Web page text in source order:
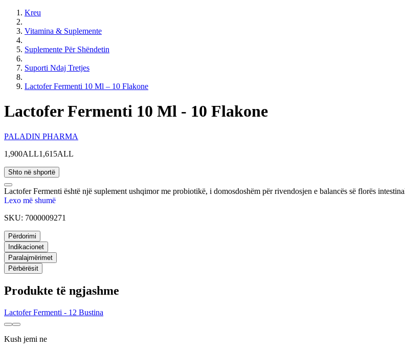
Kreu
Vitamina & Suplemente
Suplemente Për Shëndetin
Suporti Ndaj Tretjes
Lactofer Fermenti 10 Ml – 10 Flakone
Lactofer Fermenti 10 Ml - 10 Flakone
PALADIN PHARMA
1,900ALL1,615ALL
Shto në shportë
Lactofer Fermenti është një suplement ushqimor me probiotikë, i domosdoshëm për rivendosjen e balancës së florës
Lexo më shumë
SKU: 7000009271
Përdorimi
Indikacionet
Paralajmërimet
Përbërësit
Produkte të ngjashme
Lactofer Fermenti - 12 Bustina
Kush jemi ne